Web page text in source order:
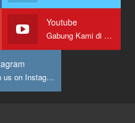
Youtube
Gabung Kami di Youtube
Join us on Instagram